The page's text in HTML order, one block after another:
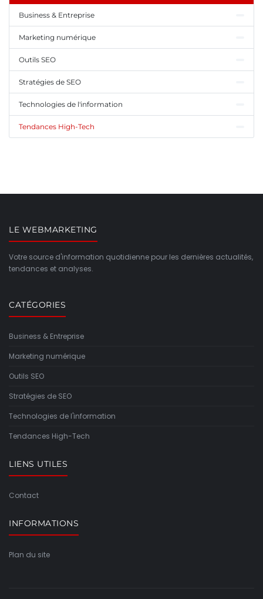
Business & Entreprise
Marketing numérique
Outils SEO
Stratégies de SEO
Technologies de l'information
Tendances High-Tech
LE WEBMARKETING
Votre source d'information quotidienne pour les dernières actualités,
tendances et analyses.
CATÉGORIES
Business & Entreprise
Marketing numérique
Outils SEO
Stratégies de SEO
Technologies de l'information
Tendances High-Tech
LIENS UTILES
Contact
INFORMATIONS
Plan du site